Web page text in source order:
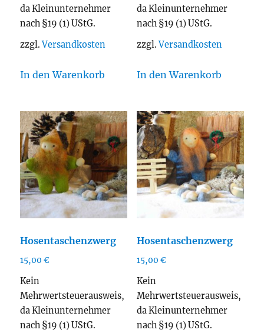
da Kleinunternehmer
nach §19 (1) UStG.
zzgl.Versandkosten
In den Warenkorb
da Kleinunternehmer
nach §19 (1) UStG.
zzgl.Versandkosten
In den Warenkorb
Hosentaschenzwerg
15,00€
Kein
Mehrwertsteuerausweis,
da Kleinunternehmer
nach §19 (1) UStG.
Hosentaschenzwerg
15,00 €
Kein
Mehrwertsteuerausweis,
da Kleinunternehmer
nach §19 (1) UStG.